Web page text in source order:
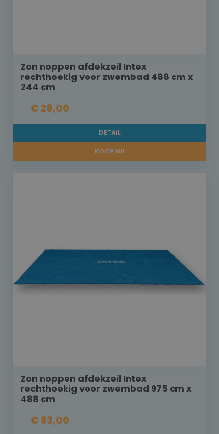
Zon noppen afdekzeil Intex
rechthoekig voor zwembad 488 cm x
244 cm
€ 28,00
DETAIL
KOOP NU
Zon noppen afdekzeil Intex
rechthoekig voor zwembad 975 cm x
488 cm
€ 83,00